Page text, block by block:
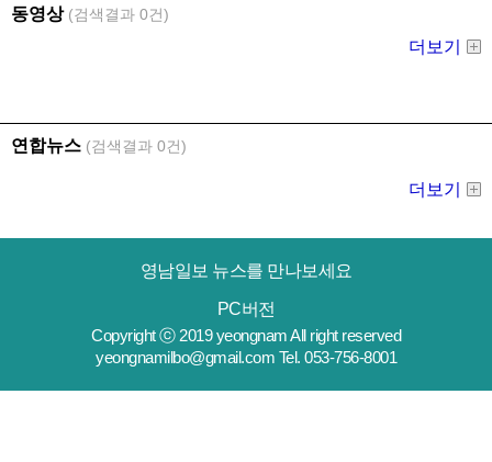
영남일보 뉴스를 만나보세요
PC버전
Copyright ⓒ 2019 yeongnam All right reserved
yeongnamilbo@gmail.com Tel. 053-756-8001